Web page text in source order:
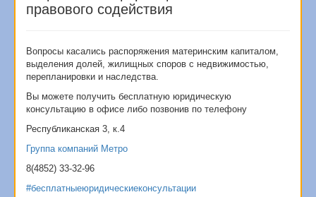
правового содействия
Вопросы касались распоряжения материнским капиталом,
выделения долей, жилищных споров с недвижимостью,
перепланировки и наследства.
Вы можете получить бесплатную юридическую
консультацию в офисе либо позвонив по телефону
Республиканская 3, к.4
Группа компаний Метро
8(4852) 33-32-96
#бесплатныеюридическиеконсультации